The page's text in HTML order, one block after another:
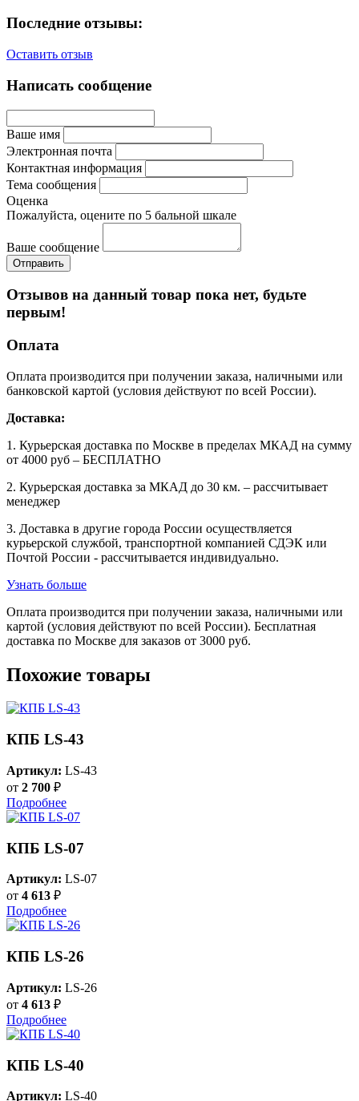
Последние отзывы:
Оставить отзыв
Написать сообщение
Ваше имя
Электронная почта
Контактная информация
Тема сообщения
Оценка
Пожалуйста, оцените по 5 бальной шкале
Ваше сообщение
Отзывов на данный товар пока нет, будьте
первым!
Оплата
Оплата производится при получении заказа, наличными или
банковской картой (условия действуют по всей России).
Доставка:
1. Курьерская доставка по Москве в пределах МКАД на сумму
от 4000 руб – БЕСПЛАТНО
2. Курьерская доставка за МКАД до 30 км. – рассчитывает
менеджер
3. Доставка в другие города России осуществляется
курьерской службой, транспортной компанией СДЭК или
Почтой России - рассчитывается индивидуально.
Узнать больше
Оплата производится при получении заказа, наличными или
картой (условия действуют по всей России). Бесплатная
доставка по Москве для заказов от 3000 руб.
Похожие товары
КПБ LS-43
Артикул: LS-43
от 2 700 ₽
Подробнее
КПБ LS-07
Артикул: LS-07
от 4 613 ₽
Подробнее
КПБ LS-26
Артикул: LS-26
от 4 613 ₽
Подробнее
КПБ LS-40
Артикул: LS-40